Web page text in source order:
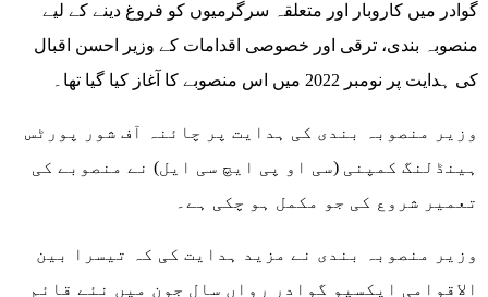
گوادر میں کاروبار اور متعلقہ سرگرمیوں کو فروغ دینے کے لیے
منصوبہ بندی، ترقی اور خصوصی اقدامات کے وزیر احسن اقبال
کی ہدایت پر نومبر 2022 میں اس منصوبے کا آغاز کیا گیا تھا۔
وزیر منصوبہ بندی کی ہدایت پر چائنہ آف شور پورٹس
ہینڈلنگ کمپنی (سی او پی ایچ سی ایل) نے منصوبے کی
تعمیر شروع کی جو مکمل ہو چکی ہے۔
وزیر منصوبہ بندی نے مزید ہدایت کی کہ تیسرا بین
الاقوامی ایکسپو گوادر رواں سال جون میں نئے قائم